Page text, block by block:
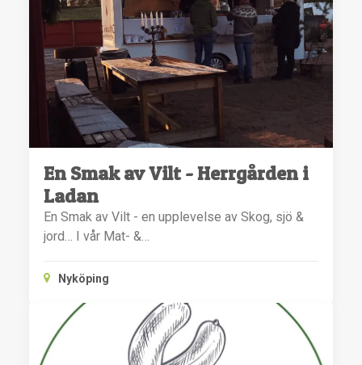
En Smak av Vilt - Herrgården i
Ladan
En Smak av Vilt - en upplevelse av Skog, sjö &
jord… I vår Mat- &…
Nyköping